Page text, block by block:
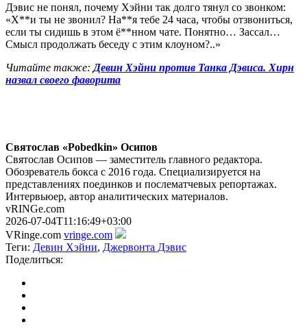
Дэвис не понял, почему Хэйни так долго тянул со звонком:
«Х**и ты не звонил? На**я тебе 24 часа, чтобы отзвониться,
если ты сидишь в этом ё**нном чате. Понятно… Зассал…
Смысл продолжать беседу с этим клоуном?..»
Читайте также: Девин Хэйни против Танка Дэвиса. Хирн
назвал своего фаворита
Святослав «Pobedkin» Осипов
Святослав Осипов — заместитель главного редактора.
Обозреватель бокса с 2016 года. Специализируется на
представлениях поединков и послематчевых репортажах.
Интервьюер, автор аналитических материалов.
vRINGe.com
2026-07-04T11:16:49+03:00
VRinge.com vringe.com
Теги: Девин Хэйни, Джервонта Дэвис
Поделиться: